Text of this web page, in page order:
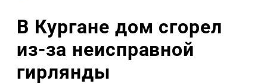
В Кургане дом сгорел
из-за неисправной
гирлянды